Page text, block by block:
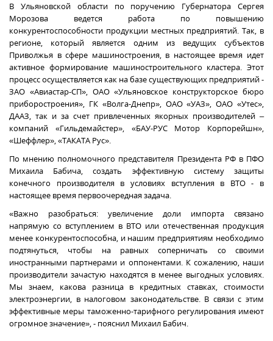
В Ульяновской области по поручению Губернатора Сергея
Морозова ведется работа по повышению
конкурентоспособности продукции местных предприятий. Так, в
регионе, который является одним из ведущих субъектов
Приволжья в сфере машиностроения, в настоящее время идет
активное формирование машиностроительного кластера. Этот
процесс осуществляется как на базе существующих предприятий -
ЗАО «Авиастар-СП», ОАО «Ульяновское конструкторское бюро
приборостроения», ГК «Волга-Днепр», ОАО «УАЗ», ОАО «Утес»,
ДААЗ, так и за счет привлеченных якорных производителей –
компаний «Гильдемайстер», «БАУ-РУС Мотор Корпорейшн»,
«Шеффлер», «ТАКАТА Рус».
По мнению полномочного представителя Президента РФ в ПФО
Михаила Бабича, создать эффективную систему защиты
конечного производителя в условиях вступления в ВТО - в
настоящее время первоочередная задача.
«Важно разобраться: увеличение доли импорта связано
напрямую со вступлением в ВТО или отечественная продукция
менее конкурентоспособна, и нашим предприятиям необходимо
подтянуться, чтобы на равных соперничать со своими
иностранными партнерами и оппонентами. К сожалению, наши
производители зачастую находятся в менее выгодных условиях.
Мы знаем, какова разница в кредитных ставках, стоимости
электроэнергии, в налоговом законодательстве. В связи с этим
эффективные меры таможенно-тарифного регулирования имеют
огромное значение», - пояснил Михаил Бабич.